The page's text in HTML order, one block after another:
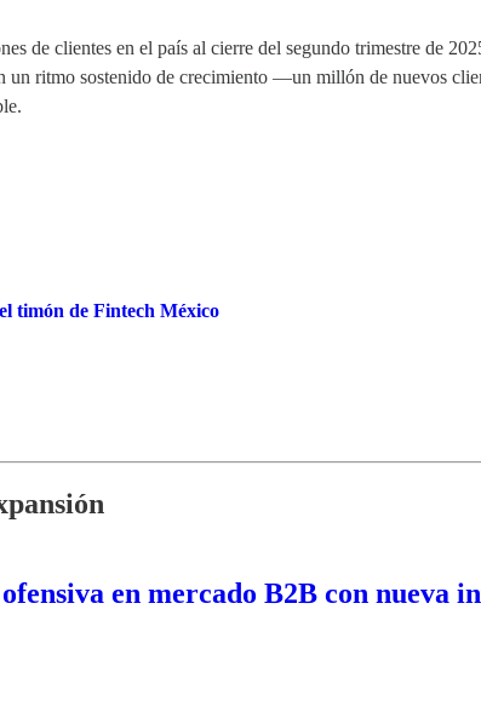
de clientes en el país al cierre del segundo trimestre de
ritmo sostenido de crecimiento —un millón de nuevos
timón de Fintech México
en mercado B2B con nueva